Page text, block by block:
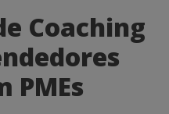
Coaching
PMEs